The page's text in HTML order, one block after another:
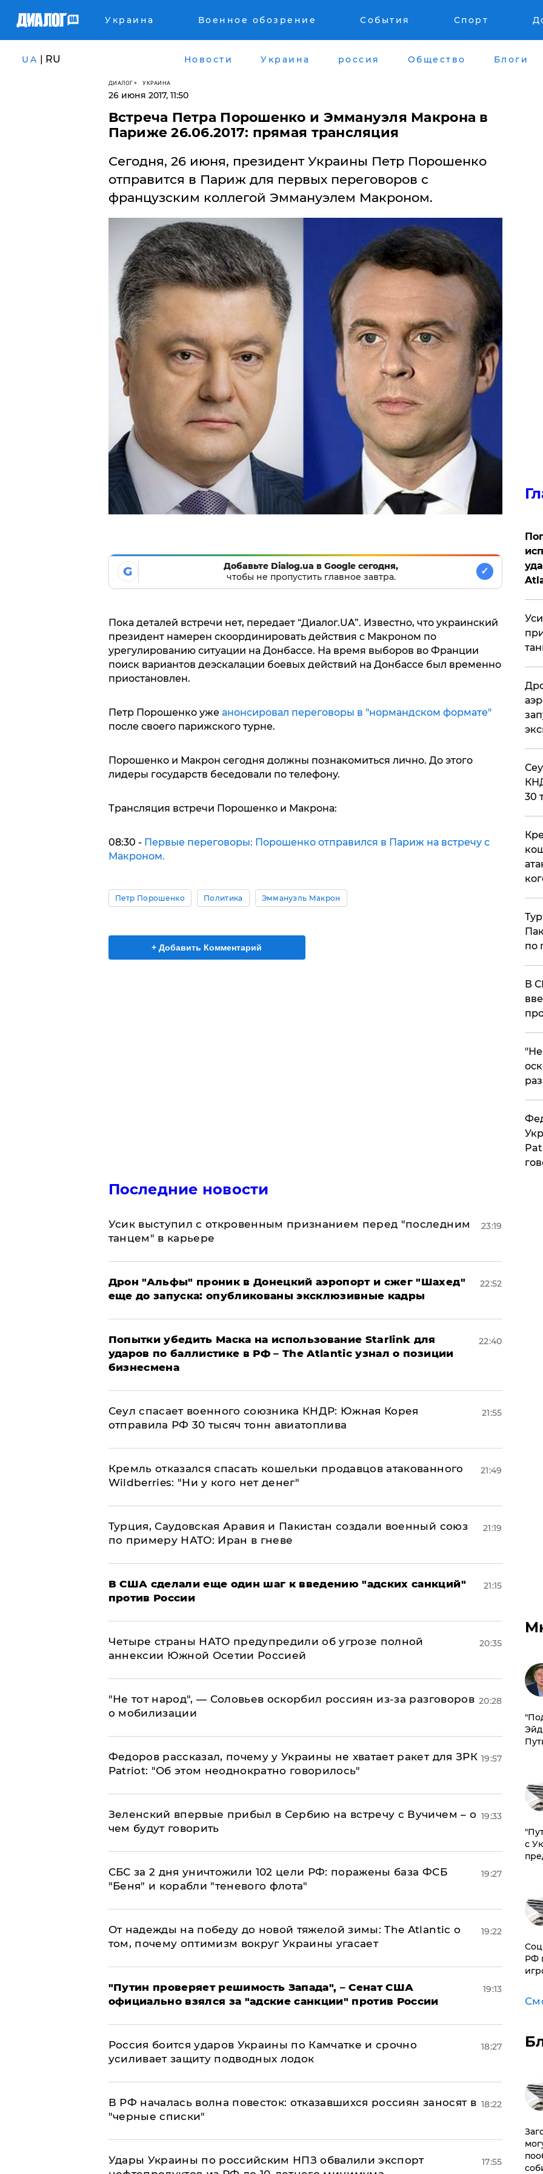
Украина Военное обозрение События Спорт
UA | RU Новости Украина россия Общество Блоги
ДИАЛОГ УКРАИНА
26 июня 2017, 11:50
Встреча Петра Порошенко и Эммануэля Макрона в
Париже 26.06.2017: прямая трансляция
Сегодня, 26 июня, президент Украины Петр Порошенко
отправится в Париж для первых переговоров с
французским коллегой Эммануэлем Макроном.
G
Добавьте Dialog.ua в Google сегодня,
чтобы не пропустить главное завтра.
✓
Пока деталей встречи нет, передает “Диалог.UA”. Известно, что украинский
президент намерен скоординировать действия с Макроном по
урегулированию ситуации на Донбассе. На время выборов во Франции
поиск вариантов деэскалации боевых действий на Донбассе был временно
приостановлен.
Петр Порошенко уже анонсировал переговоры в "нормандском формате"
после своего парижского турне.
Порошенко и Макрон сегодня должны познакомиться лично. До этого
лидеры государств беседовали по телефону.
Трансляция встречи Порошенко и Макрона:
08:30 - Первые переговоры: Порошенко отправился в Париж на встречу с
Макроном.
Петр Порошенко Политика Эммануэль Макрон
+ Добавить Комментарий
Последние новости
Усик выступил с откровенным признанием перед "последним
танцем" в карьере
23:19
Дрон "Альфы" проник в Донецкий аэропорт и сжег "Шахед"
еще до запуска: опубликованы эксклюзивные кадры
22:52
Попытки убедить Маска на использование Starlink для
ударов по баллистике в РФ – The Atlantic узнал о позиции
бизнесмена
22:40
​Сеул спасает военного союзника КНДР: Южная Корея
отправила РФ 30 тысяч тонн авиатоплива
21:55
Кремль отказался спасать кошельки продавцов атакованного
Wildberries: "Ни у кого нет денег"
21:49
Турция, Саудовская Аравия и Пакистан создали военный союз
по примеру НАТО: Иран в гневе
21:19
В США сделали еще один шаг к введению "адских санкций"
против России
21:15
Четыре страны НАТО предупредили об угрозе полной
аннексии Южной Осетии Россией
20:35
​"Не тот народ", — Соловьев оскорбил россиян из-за разговоров
о мобилизации
20:28
Федоров рассказал, почему у Украины не хватает ракет для ЗРК
Patriot: "Об этом неоднократно говорилось"
19:57
Зеленский впервые прибыл в Сербию на встречу с Вучичем – о
чем будут говорить
19:33
СБС за 2 дня уничтожили 102 цели РФ: поражены база ФСБ
"Беня" и корабли "теневого флота"
19:27
От надежды на победу до новой тяжелой зимы: The Atlantic о
том, почему оптимизм вокруг Украины угасает
19:22
"Путин проверяет решимость Запада", – Сенат США
официально взялся за "адские санкции" против России
19:13
Россия боится ударов Украины по Камчатке и срочно
усиливает защиту подводных лодок
18:27
​В РФ началась волна повесток: отказавшихся россиян заносят в
"черные списки"
18:22
Удары Украины по российским НПЗ обвалили экспорт
17:55
30
по
В
с
РФ